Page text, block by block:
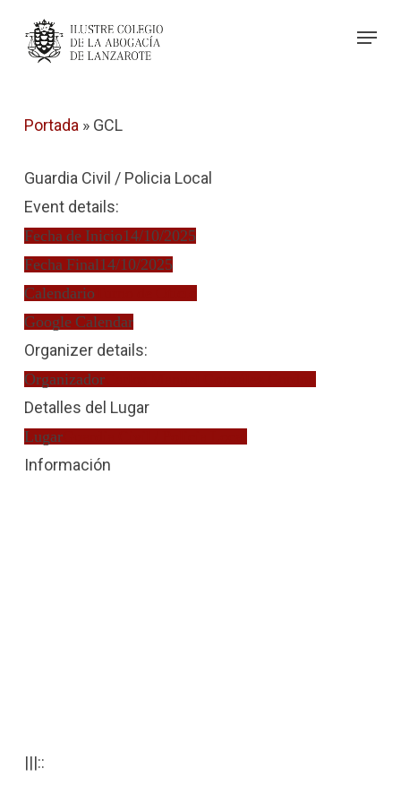
Menu
Portada » GCL
Guardia Civil / Policia Local
Event details:
Fecha de Inicio14/10/2025
Fecha Final 14/10/2025
Calendario
Google Calendar
Organizer details:
OrganizadorCarlos Manuel González Cordon
Detalles del Lugar
LugarGuardia Civil / Policia Local
Información
|||::